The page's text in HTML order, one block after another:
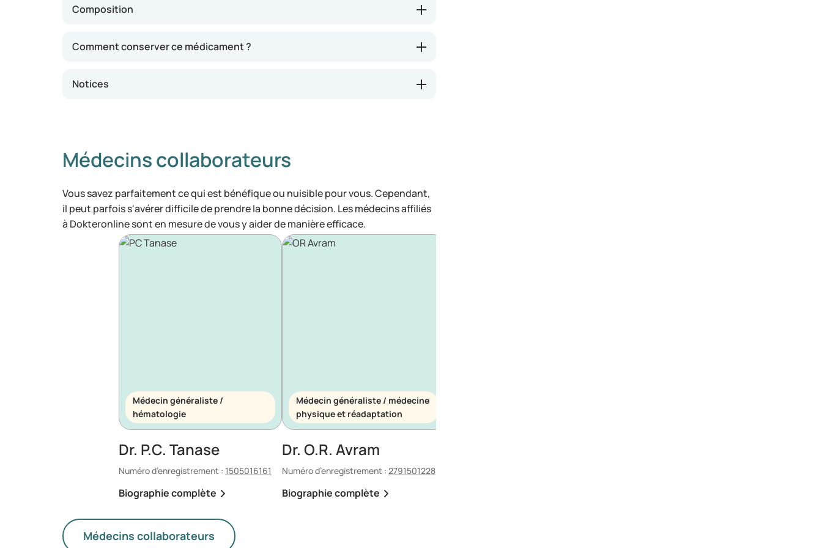
Composition
Comment conserver ce médicament ?
Notices
Médecins collaborateurs
Vous savez parfaitement ce qui est bénéfique ou nuisible pour vous. Cependant,
il peut parfois s'avérer difficile de prendre la bonne décision. Les médecins affiliés
à Dokteronline sont en mesure de vous y aider de manière efficace.
Médecin généraliste /
hématologie
Dr. P.C. Tanase
Numéro d’enregistrement : 1505016161
Biographie complète
Médecin généraliste / médecine
physique et réadaptation
Dr. O.R. Avram
Numéro d’enregistrement : 2791501228
Biographie complète
Médecins collaborateurs